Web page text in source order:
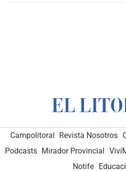
Campolitoral Revista Nosotros
Podcasts Mirador Provincial
Notife